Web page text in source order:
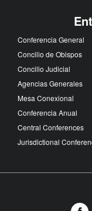
Conferencia General
Concilio de Obispos
Concilio Judicial
Agencias Generales
Mesa Conexional
Conferencia Anual
Central Conferences
Jurisdictional